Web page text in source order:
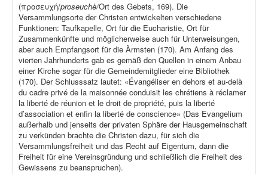
(προσευχή/proseuchè/Ort des Gebets, 169). Die
Versammlungsorte der Christen entwickelten verschiedene
Funktionen: Taufkapelle, Ort für die Eucharistie, Ort für
Zusammenkünfte und möglicherweise auch für Unterweisungen,
aber auch Empfangsort für die Ärmsten (170). Am Anfang des
vierten Jahrhunderts gab es gemäß den Quellen in einem Anbau
einer Kirche sogar für die Gemeindemitglieder eine Bibliothek
(170). Der Schlusssatz lautet: «Évangéliser en dehors et au-delà
du cadre privé de la maisonnée conduisit les chrétiens à réclamer
la liberté de réunion et le droit de propriété, puis la liberté
d’association et enfin la liberté de conscience» (Das Evangelium
außerhalb und jenseits der privaten Sphäre der Hausgemeinschaft
zu verkünden brachte die Christen dazu, für sich die
Versammlungsfreiheit und das Recht auf Eigentum, dann die
Freiheit für eine Vereinsgründung und schließlich die Freiheit des
Gewissens zu beanspruchen).